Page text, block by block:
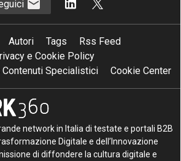
Autori Tags
Rss Feed
e Cookie Policy
Specialistici
Cookie Center
network in Italia di testate e portali B2B
Digitale e dell’Innovazione
di diffondere la cultura digitale e